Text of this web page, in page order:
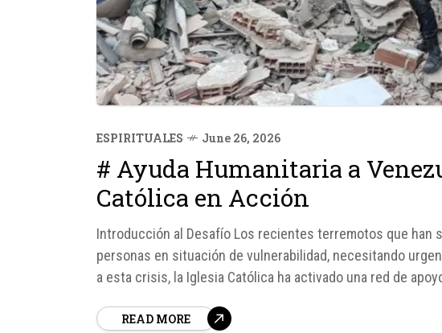
ESPIRITUALES June 26, 2026
# Ayuda Humanitaria a
Católica en Acción
Introducción al Desafío Los recientes terremotos que han
personas en situación de vulnerabilidad, necesitando
a esta crisis, la Iglesia Católica ha activado una red de
READ MORE